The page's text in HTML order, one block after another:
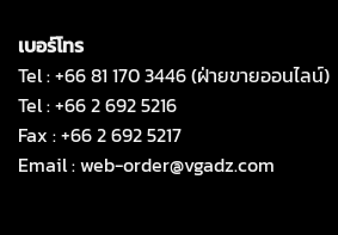
เบอร์โทร
Tel : +66 81 170 3446 (ฝ่ายขายออนไลน์)
Tel : +66 2 692 5216
Fax : +66 2 692 5217
Email :web-order@vgadz.com